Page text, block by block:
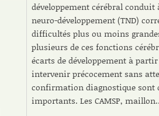
développement cérébral
neuro-développement (TND)
difficultés plus ou moins
plusieurs de ces fonctions
écarts de développement à partir
intervenir précocement sans
confirmation diagnostique sont
importants. Les CAMSP,